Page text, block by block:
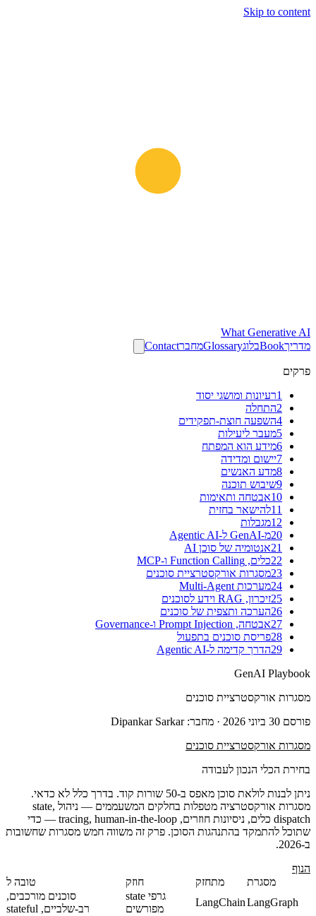
Skip to content
What Generative AI
מדריךBookבלוגGlossaryמחברContact
פרקים
1רעיונות ומושגי יסוד
2התחלה
4השפעה חוצת-תפקידים
5מעבר ליעילות
6מידע הוא המפתח
7יישום ומדידה
8מדע האנשים
9שיבוש תוכנה
10אבטחה ותאימות
11להישאר בחזית
12מגבלות
20מ-GenAI ל-Agentic AI
21אנטומיה של סוכן AI
22כלים, Function Calling ו-MCP
23מסגרות אורקסטרציית סוכנים
24מערכות Multi-Agent
25זיכרון, RAG וידע לסוכנים
26הערכה ותצפית של סוכנים
27אבטחה, Prompt Injection ו-Governance
28פריסת סוכנים בתפעול
29הדרך קדימה ל-Agentic AI
GenAI Playbook
מסגרות אורקסטרציית סוכנים
פורסם 30 ביוני 2026
· מחבר: Dipankar Sarkar
מסגרות אורקסטרציית סוכנים
בחירת הכלי הנכון לעבודה
ניתן לבנות לולאת סוכן מאפס ב-50 שורות קוד. בדרך כלל לא כדאי.
מסגרות אורקסטרציה מטפלות בחלקים המשעממים — ניהול state,
dispatch כלים, ניסיונות חוזרים, tracing, human-in-the-loop — כדי
שתוכל להתמקד בהתנהגות הסוכן. פרק זה משווה חמש מסגרות שחשובות
ב-2026.
הנוף
מסגרת
מתחזק חוזק
טובה ל
LangGraph
LangChain
גרפי state
מפורשים
סוכנים מורכבים,
רב-שלביים, stateful